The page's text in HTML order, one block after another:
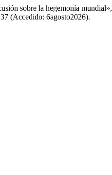
sobre la hegemonía mundial»,
(Accedido: 6agosto2026).